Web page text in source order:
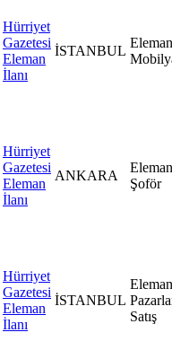
Hürriyet
Gazetesi
Eleman
İlanı
İSTANBUL
Hürriyet
Gazetesi
Eleman
İlanı
ANKARA
Şoför
Hürriyet
Gazetesi
Eleman
İlanı
İSTANBUL
Satış